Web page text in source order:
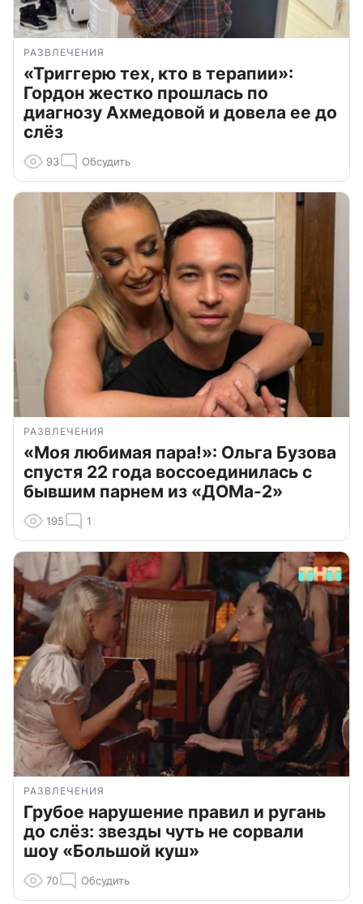
РАЗВЛЕЧЕНИЯ
«Триггерю тех, кто в терапии»:
Гордон жестко прошлась по
диагнозу Ахмедовой и довела ее до
слёз
93 Обсудить
РАЗВЛЕЧЕНИЯ
«Моя любимая пара!»: Ольга Бузова
спустя 22 года воссоединилась с
бывшим парнем из «ДОМа-2»
195 1
РАЗВЛЕЧЕНИЯ
Грубое нарушение правил и ругань
до слёз: звезды чуть не сорвали
шоу «Большой куш»
70 Обсудить